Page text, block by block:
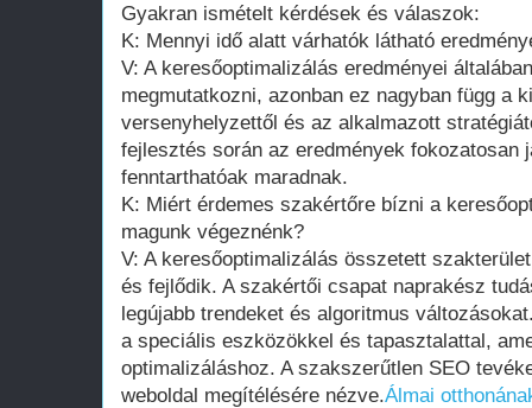
Gyakran ismételt kérdések és válaszok:
K: Mennyi idő alatt várhatók látható
V: A keresőoptimalizálás eredményei
megmutatkozni, azonban ez nagyban függ a
versenyhelyzettől és az alkalmazott
fejlesztés során az eredmények fokozatosan
fenntarthatóak maradnak.
K: Miért érdemes szakértőre bízni a
magunk végeznénk?
V: A keresőoptimalizálás összetett
és fejlődik. A szakértői csapat naprakész
legújabb trendeket és algoritmus
a speciális eszközökkel és tapasztalattal,
optimalizáláshoz. A szakszerűtlen SEO
weboldal megítélésére nézve.Álmai